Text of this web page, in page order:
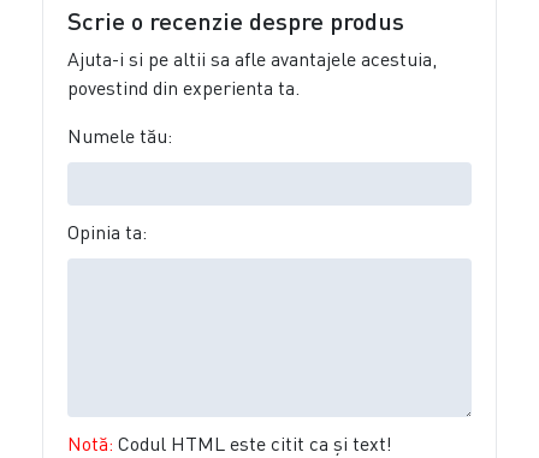
Scrie o recenzie despre produs
Ajuta-i si pe altii sa afle avantajele acestuia,
povestind din experienta ta.
Numele tău:
Opinia ta:
Notă: Codul HTML este citit ca şi text!